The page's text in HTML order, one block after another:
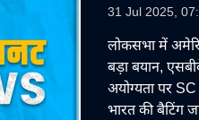
31 Jul 2025,
लोकसभा में
बड़ा बयान,
अयोग्यता पर
भारत की बैटिंग